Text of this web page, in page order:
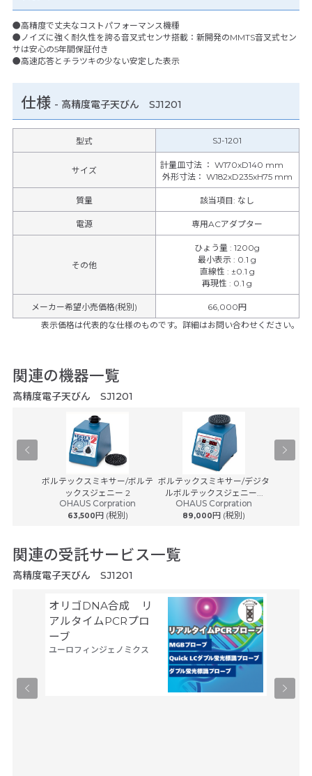
●高精度で丈夫なコストパフォーマンス機種
●ノイズに強く耐久性を誇る音叉式センサ搭載：新開発のMMTS音叉式セン
サは安心の5年間保証付き
●高速応答とチラツキの少ない安定した表示
仕様 - 高精度電子天びん SJ1201
型式 SJ-1201
サイズ
計量皿寸法 ： W170xD140 mm
外形寸法： W182xD235xH75 mm
質量 該当項目: なし
電源 専用ACアダプター
その他
ひょう量:1200g
最小表示: 0.1 g
直線性 : ±0.1 g
再現性: 0.1 g
メーカー希望小売価格(税別)
66,000円
表示価格は代表的な仕様のものです。詳細はお問い合わせください。
関連の機器一覧
高精度電子天びん SJ1201
ボルテックスミキサー/ボルテ
ックスジェニー 2
OHAUS Corpration
63,500円 (税別)
ボルテックスミキサー/デジタ
ルボルテックスジェニー...
OHAUS Corpration
89,000円 (税別)
関連の受託サービス一覧
高精度電子天びん SJ1201
オリゴDNA合成 リ
アルタイムPCRプロ
ーブ
ユーロフィンジェノミクス